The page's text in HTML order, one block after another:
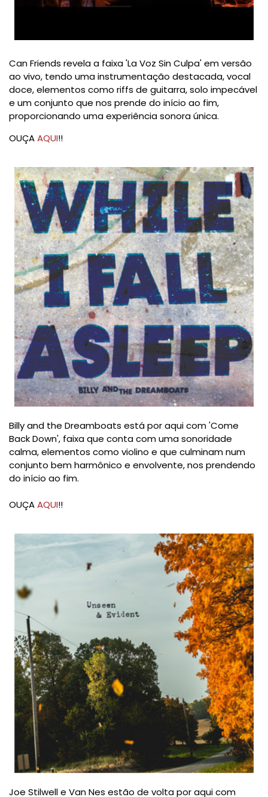
Can Friends revela a faixa 'La Voz Sin Culpa' em versão
ao vivo, tendo uma instrumentação destacada, vocal
doce, elementos como riffs de guitarra, solo impecável
e um conjunto que nos prende do início ao fim,
proporcionando uma experiência sonora única.
OUÇAAQUI!!
Billy and the Dreamboats está por aqui com 'Come
Back Down', faixa que conta com uma sonoridade
calma, elementos como violino e que culminam num
conjunto bem harmônico e envolvente, nos prendendo
do início ao fim.
OUÇAAQUI!!
Joe Stilwell e Van Nes estão de volta por aqui com